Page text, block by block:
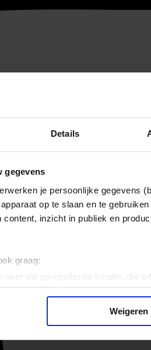
Details
gegevens
je persoonlijke gegevens
op te slaan en te
content, inzicht in publiek en
graag:
over uw geografische locatie, die
door het actief te scannen op
gegevens worden verwerkt
Weigeren